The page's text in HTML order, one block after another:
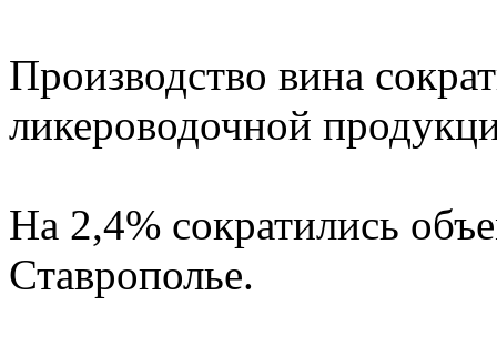
Производство вина
ликероводочной
На 2,4% сократились
Ставрополье.